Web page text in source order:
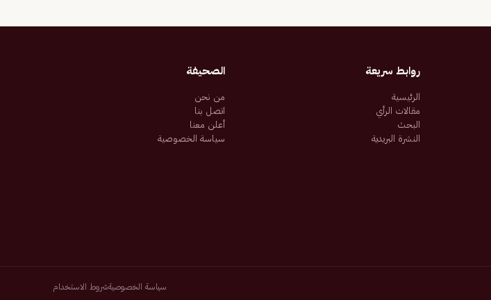
روابط سريعة
الرئيسية
مقالات الرأي
البحث
النشرة البريدية
الصحيفة
من نحن
اتصل بنا
أعلن معنا
سياسة الخصوصية
سياسة الخصوصيةشروط الاستخدام